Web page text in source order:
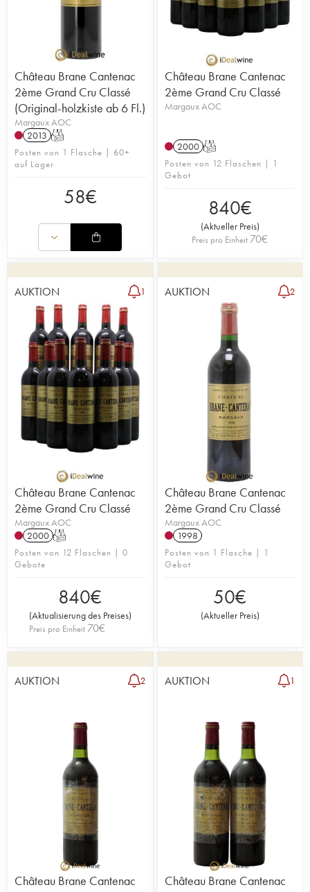
Château Brane Cantenac
2ème Grand Cru Classé
(Original-holzkiste ab 6 Fl.)
Margaux AOC
2013 T
Posten von 1 Flasche | 60+
auf Lager
58€
Château Brane Cantenac
2ème Grand Cru Classé
Margaux AOC
2000 T
Posten von 12 Flaschen | 1
Gebot
840€
(Aktueller Preis)
Preis pro Einheit 70€
AUKTION 1
Château Brane Cantenac
2ème Grand Cru Classé
Margaux AOC
2000 T
Posten von 12 Flaschen | 0
Gebote
840€
(Aktualisierung des Preises)
Preis pro Einheit 70€
AUKTION 2
Château Brane Cantenac
2ème Grand Cru Classé
Margaux AOC
1998
Posten von 1 Flasche | 1
Gebot
50€
(Aktueller Preis)
AUKTION 2
Château Brane Cantenac
AUKTION 1
Château Brane Cantenac